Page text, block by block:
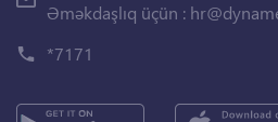
Əməkdaşlıq üçün :
*7171